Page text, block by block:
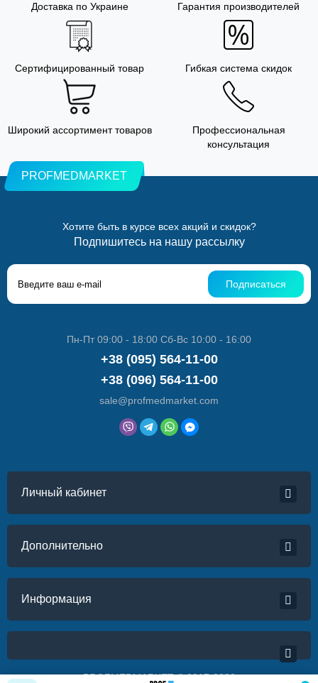
Доставка по Украине Гарантия производителей
Сертифицированный товар Гибкая система скидок
Широкий ассортимент товаров
Профессиональная
консультация
PROFMEDMARKET
Хотите быть в курсе всех акций и скидок?
Подпишитесь на нашу рассылку
Подписаться
Пн-Пт 09:00 - 18:00 Сб-Вс 10:00 - 16:00
+38 (095) 564-11-00
+38 (096) 564-11-00
sale@profmedmarket.com
Личный кабинет
Дополнительно
Информация
PROFMEDMARKET © 2017-2022